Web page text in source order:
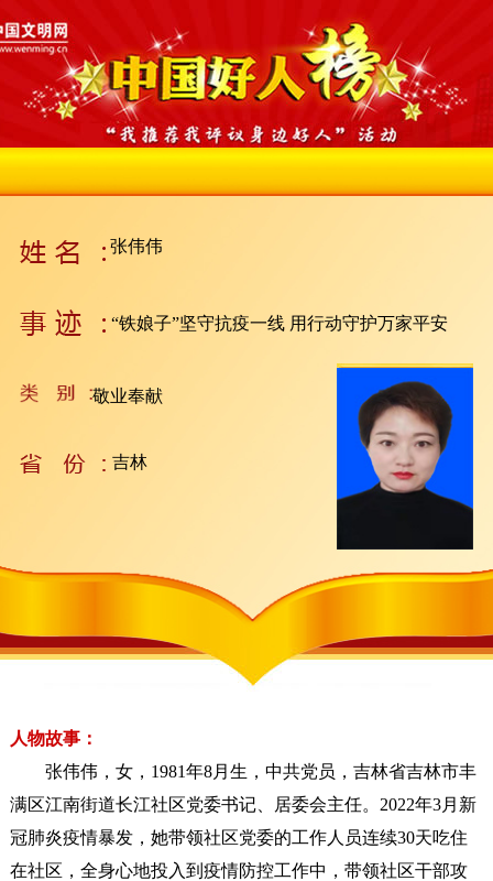
张伟伟
“铁娘子”坚守抗疫一线 用行动守护万家平安
敬业奉献
吉林
人物故事：
张伟伟，女，1981年8月生，中共党员，吉林省吉林市丰
满区江南街道长江社区党委书记、居委会主任。2022年3月新
冠肺炎疫情暴发，她带领社区党委的工作人员连续30天吃住
在社区，全身心地投入到疫情防控工作中，带领社区干部攻